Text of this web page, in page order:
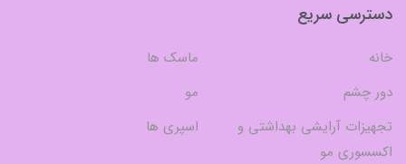
دسترسی سریع
خانه
ماسک ها
دور چشم
مو
تجهیزات آرایشی بهداشتی و
اکسسوری مو
اسپری ها